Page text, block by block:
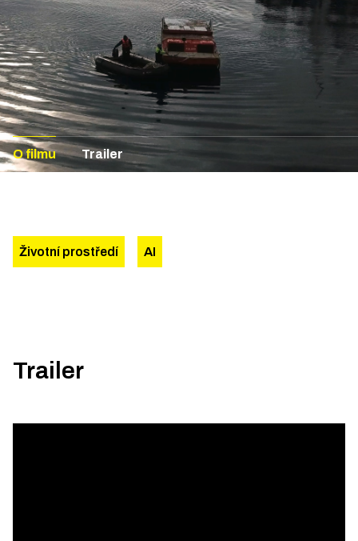
O filmu Trailer
Životní prostředí AI
Trailer